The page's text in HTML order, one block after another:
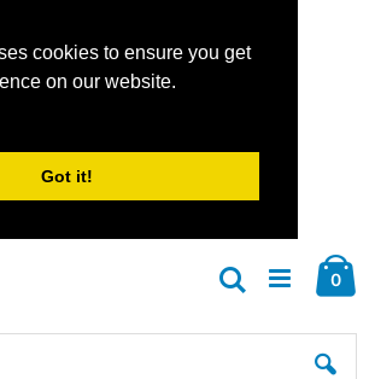
cookies to ensure you get
on our website.
Got it!
0
Suche